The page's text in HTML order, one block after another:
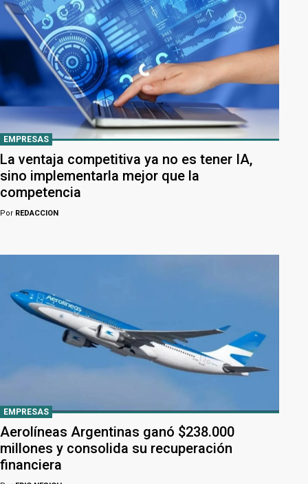
EMPRESAS
La ventaja competitiva ya no es tener IA,
sino implementarla mejor que la
competencia
Por REDACCION
EMPRESAS
Aerolíneas Argentinas ganó $238.000
millones y consolida su recuperación
financiera